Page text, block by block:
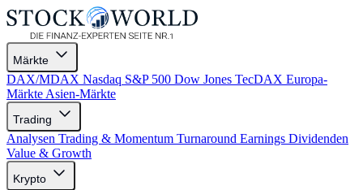
Märkte
DAX/MDAX Nasdaq S&P 500 Dow Jones TecDAX Europa-
Märkte Asien-Märkte
Trading
Analysen Trading & Momentum Turnaround Earnings Dividenden
Value & Growth
Krypto